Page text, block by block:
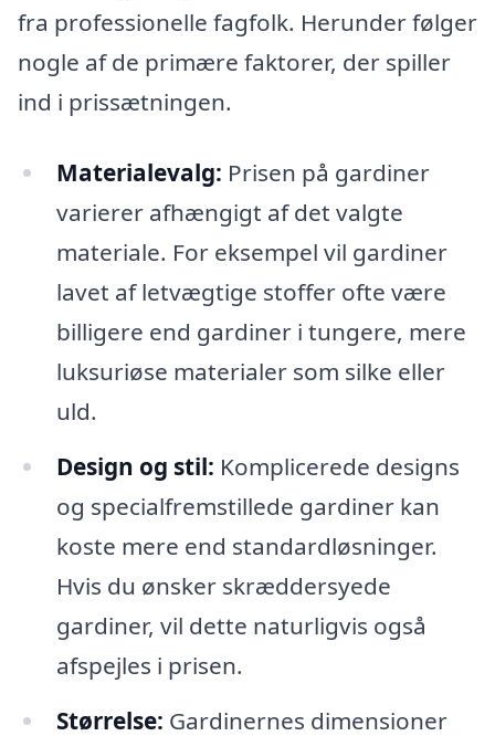
fra professionelle fagfolk. Herunder følger
nogle af de primære faktorer, der spiller
ind i prissætningen.
Materialevalg: Prisen på gardiner
varierer afhængigt af det valgte
materiale. For eksempel vil gardiner
lavet af letvægtige stoffer ofte være
billigere end gardiner i tungere, mere
luksuriøse materialer som silke eller
uld.
Design og stil: Komplicerede designs
og specialfremstillede gardiner kan
koste mere end standardløsninger.
Hvis du ønsker skræddersyede
gardiner, vil dette naturligvis også
afspejles i prisen.
Størrelse: Gardinernes dimensioner